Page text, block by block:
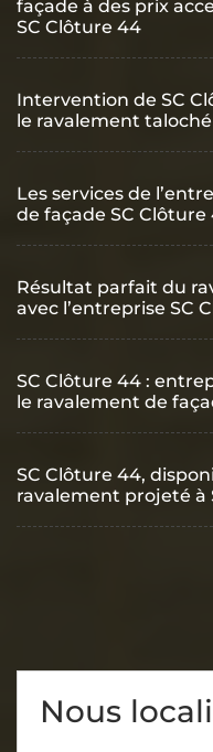
façade à des prix
SC Clôture 44
Intervention de SC
le ravalement
Les services de
de façade SC
Résultat parfait du
avec l’entreprise SC
SC Clôture 44 :
le ravalement de
SC Clôture 44,
ravalement projeté à
Nous